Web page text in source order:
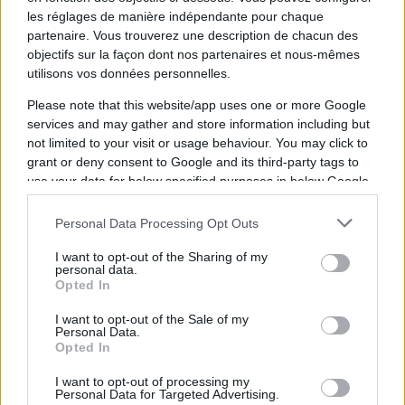
les réglages de manière indépendante pour chaque
partenaire. Vous trouverez une description de chacun des
objectifs sur la façon dont nos partenaires et nous-mêmes
utilisons vos données personnelles.
Please note that this website/app uses one or more Google
services and may gather and store information including but
not limited to your visit or usage behaviour. You may click to
grant or deny consent to Google and its third-party tags to
use your data for below specified purposes in below Google
consent section.
Personal Data Processing Opt Outs
I want to opt-out of the Sharing of my
personal data.
Opted In
I want to opt-out of the Sale of my
Personal Data.
Opted In
I want to opt-out of processing my
Personal Data for Targeted Advertising.
s'expliquer sur cet "incident". Aucune
suspension provisoire n'a été prononcée
dans l'attente de cette audition.
Ajouter RugbyToulouse.com
à vos sources préférées
Top 14
Toulouse - Pau